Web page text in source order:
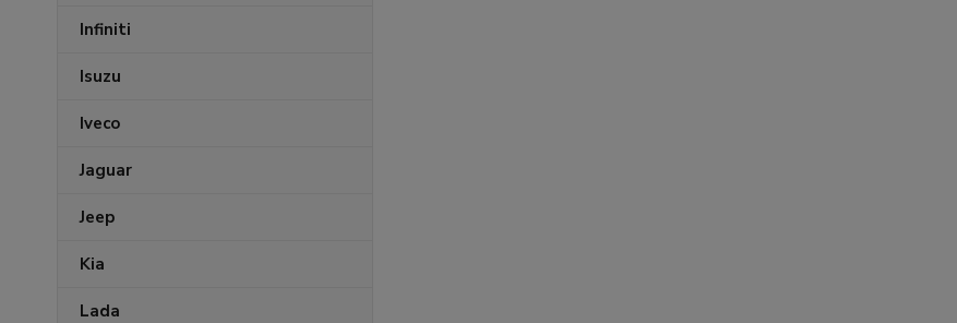
Infiniti
Isuzu
Iveco
Jaguar
Jeep
Kia
Lada